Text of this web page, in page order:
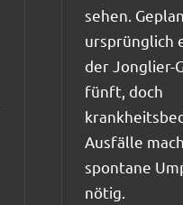
sehen.
ursprünglich
der Jonglier-
fünft, doch
Ausfälle
spontane
nötig.